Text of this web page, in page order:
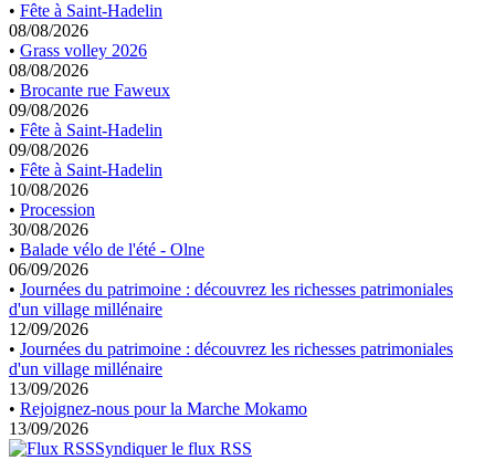
• Fête à Saint-Hadelin
08/08/2026
• Grass volley 2026
08/08/2026
• Brocante rue Faweux
09/08/2026
• Fête à Saint-Hadelin
09/08/2026
• Fête à Saint-Hadelin
10/08/2026
• Procession
30/08/2026
• Balade vélo de l'été - Olne
06/09/2026
• Journées du patrimoine : découvrez les richesses patrimoniales
d'un village millénaire
12/09/2026
• Journées du patrimoine : découvrez les richesses patrimoniales
d'un village millénaire
13/09/2026
• Rejoignez-nous pour la Marche Mokamo
13/09/2026
Syndiquer le flux RSS